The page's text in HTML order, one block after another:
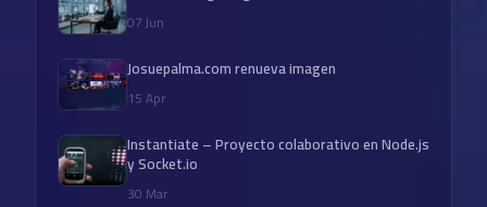
07 Jun
Josuepalma.com renueva imagen
15 Apr
Instantiate – Proyecto colaborativo en Node.js
y Socket.io
30 Mar